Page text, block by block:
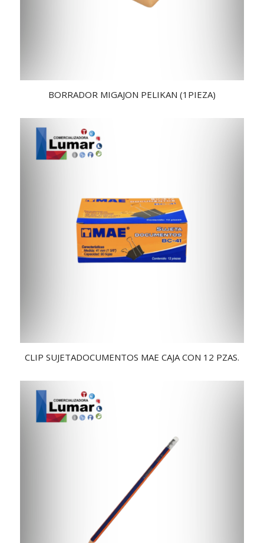
BORRADOR MIGAJON PELIKAN (1PIEZA)
CLIP SUJETADOCUMENTOS MAE CAJA CON 12 PZAS.